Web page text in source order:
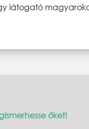
látogató
őket!